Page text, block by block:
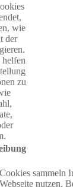
wie
der
zu
sammeln
nutzen.